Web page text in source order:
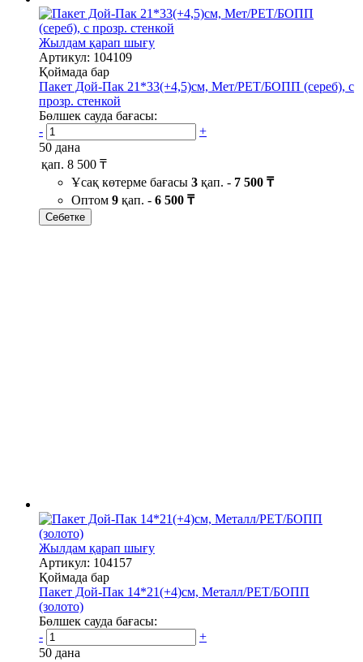
Жылдам қарап шығу
Артикул: 104109
Қоймада бар
Пакет Дой-Пак 21*33(+4,5)см, Мет/PET/БОПП (сереб), с
прозр. стенкой
Бөлшек сауда бағасы:
-
+
50 дана
қап. 8 500 ₸
Ұсақ көтерме бағасы 3 қап. - 7 500 ₸
Оптом 9 қап. - 6 500 ₸
Себетке
Жылдам қарап шығу
Артикул: 104157
Қоймада бар
Пакет Дой-Пак 14*21(+4)см, Металл/PET/БОПП
(золото)
Бөлшек сауда бағасы:
-
+
50 дана